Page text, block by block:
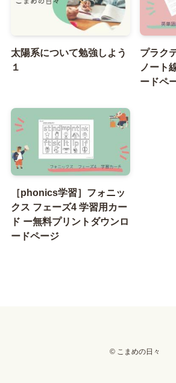
太陽系について勉強しよう
１
プラク
ノート
ードペ
［phonics学習］フォニッ
クス フェーズ4 学習用カー
ド ー無料プリントダウンロ
ードページ
© こまめの日々